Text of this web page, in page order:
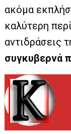
ακόμα
καλύτερη
αντιδράσεις
συγκυβερνά